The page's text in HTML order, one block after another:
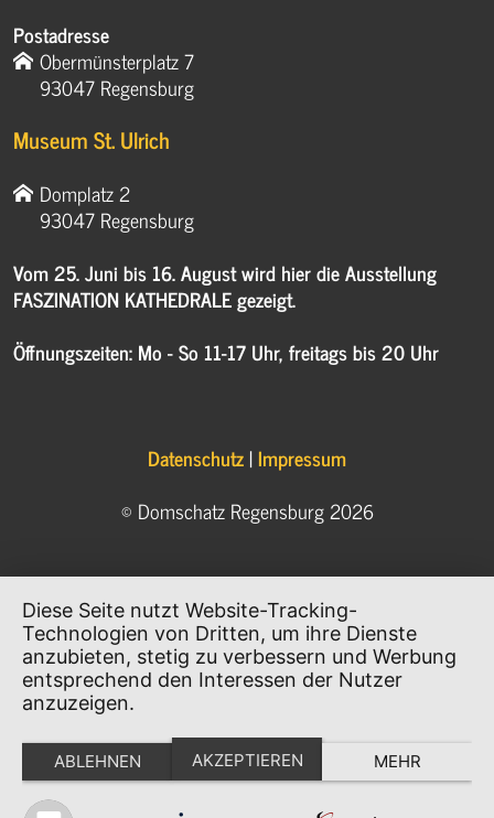
Postadresse
Obermünsterplatz 7
93047 Regensburg
Museum St. Ulrich
Domplatz 2
93047 Regensburg
Vom 25. Juni bis 16. August wird hier die Ausstellung
FASZINATION KATHEDRALE gezeigt.
Öffnungszeiten: Mo - So 11-17 Uhr, freitags bis 20 Uhr
Datenschutz|Impressum
© Domschatz Regensburg 2026
Diese Seite nutzt Website-Tracking-
Technologien von Dritten, um ihre Dienste
anzubieten, stetig zu verbessern und Werbung
entsprechend den Interessen der Nutzer
anzuzeigen.
ABLEHNEN AKZEPTIEREN MEHR